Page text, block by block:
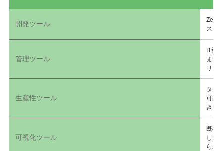
開発ツール
スト
管理ツール
IT部
ます
リン
生産性ツール
タス
可能
きま
可視化ツール
既存
した
られ